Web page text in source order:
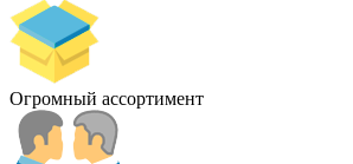
Огромный ассортимент